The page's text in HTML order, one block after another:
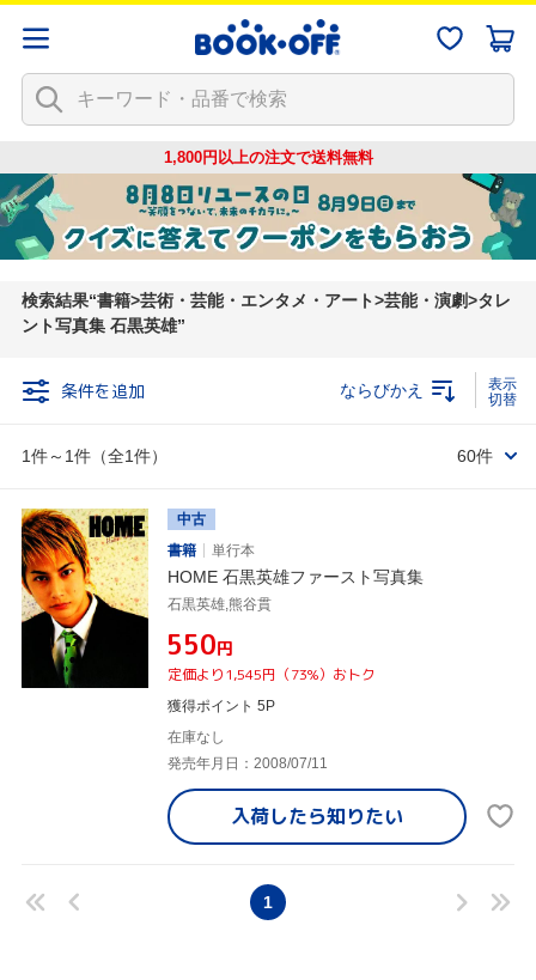
1,800円以上の注文で送料無料
検索結果 書籍>芸術・芸能・エンタメ・アート>芸能・演劇>タレ
ント写真集 石黒英雄
条件を追加
1件～1件（全1件）
ならびかえ
60件
中古
書籍
単行本
HOME 石黒英雄ファースト写真集
石黒英雄,熊谷貫
¥550円
定価より1,545円（73%）おトク
獲得ポイント 5P
在庫なし
発売年月日：2008/07/11
入荷したら知りたい
1